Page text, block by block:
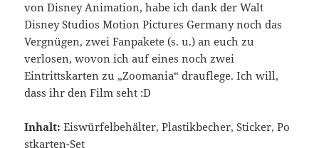
von Disney Animation, habe ich dank der Walt
Disney Studios Motion Pictures Germany noch das
Vergnügen, zwei Fanpakete (s. u.) an euch zu
verlosen, wovon ich auf eines noch zwei
Eintrittskarten zu „Zoomania“ drauflege. Ich will,
dass ihr den Film seht :D
Inhalt: Eiswürfelbehälter, Plastikbecher, Sticker, Po
stkarten-Set